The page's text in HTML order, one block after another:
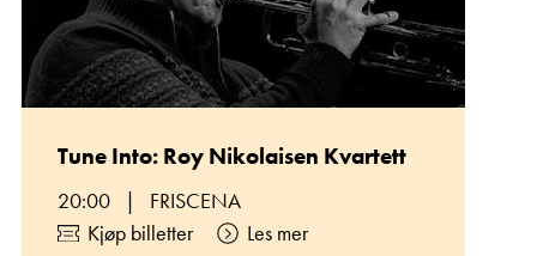
Tune Into: Roy Nikolaisen Kvartett
20:00 |
FRISCENA
Kjøp billetter
Les mer